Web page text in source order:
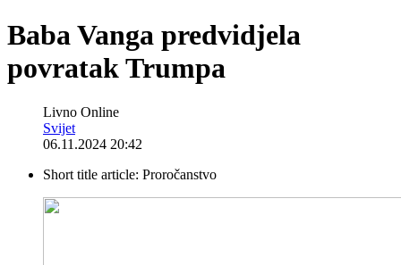
Baba Vanga predvidjela
povratak Trumpa
Livno Online
Svijet
06.11.2024 20:42
Short title article: Proročanstvo